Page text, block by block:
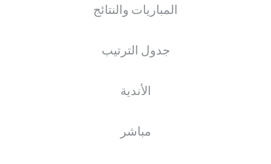
المباريات والنتائج
جدول الترتيب
الأندية
مباشر